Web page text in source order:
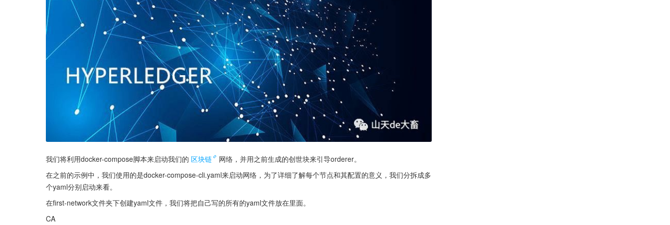
我们将利用docker-compose脚本来启动我们的 区块链
网络，并用之前生成的创世块来引导orderer。
在之前的示例中，我们使用的是docker-compose-cli.yaml来启动网络，为了详细了解每个节点和其配置的意义，我们分拆成多
个yaml分别启动来看。
在first-network文件夹下创建yaml文件，我们将把自己写的所有的yaml文件放在里面。
CA